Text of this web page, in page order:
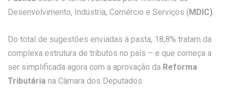
Desenvolvimento, Indústria, Comércio e Serviços (MDIC).
Do total de sugestões enviadas à pasta, 18,8% tratam da
complexa estrutura de tributos no país – e que começa a
ser simplificada agora com a aprovação da Reforma
Tributária na Câmara dos Deputados.